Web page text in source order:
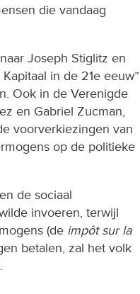
die vandaag
Joseph Stiglitz en
in de 21e eeuw”
Ook in de Verenigde
en Gabriel Zucman,
voorverkiezingen van
op de politieke
de sociaal
invoeren, terwijl
(de impôt sur la
betalen, zal het volk